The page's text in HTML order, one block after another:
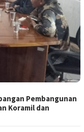
Pembangunan
Koramil dan